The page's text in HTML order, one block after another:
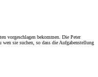
vorgeschlagen bekommen. Die Peter
sie suchen, so dass die Aufgabenstellung